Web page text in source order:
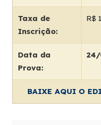
Taxa de
Inscrição:
R$
Data da
Prova:
24/
BAIXE AQUI O